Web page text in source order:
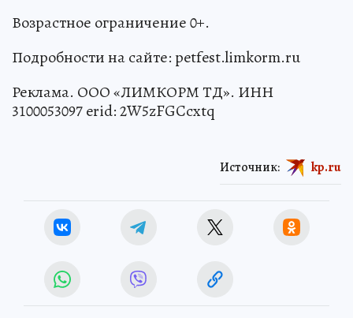
Возрастное ограничение 0+.
Подробности на сайте: petfest.limkorm.ru
Реклама. ООО «ЛИМКОРМ ТД». ИНН
3100053097 erid: 2W5zFGCcxtq
Источник: kp.ru